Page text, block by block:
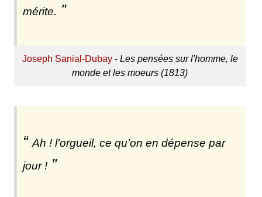
mérite.
Joseph Sanial-Dubay- Les pensées sur l'homme, le
monde et les moeurs (1813)
Ah ! l'orgueil, ce qu'on en dépense par
jour !